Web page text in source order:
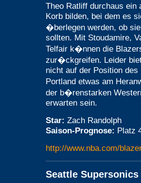
Theo Ratliff durchaus
Korb bilden, bei dem es
�berlegen werden, ob
sollten. Mit Stoudamire,
Telfair k�nnen die
zur�ckgreifen. Leider
nicht auf der Position
Portland etwas am
der b�renstarken
erwarten sein.
Star: Zach Randolph
Saison-Prognose: Platz
http://www.nba.com/
Seattle Supersonics